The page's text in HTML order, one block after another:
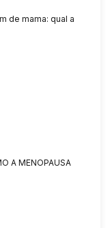
de mama: qual a
A MENOPAUSA